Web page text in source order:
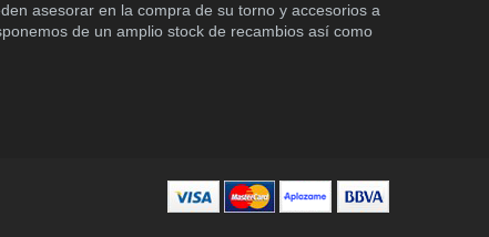
asesorar en la compra de su torno y accesorios a
de un amplio stock de recambios así como